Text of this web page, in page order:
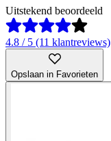
Uitstekend beoordeeld
4.8 / 5 (11 klantreviews)
Opslaan in Favorieten